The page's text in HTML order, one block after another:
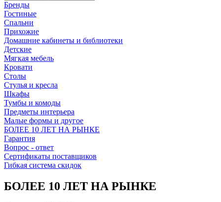
Бренды
Гостиные
Спальни
Прихожие
Домашние кабинеты и библиотеки
Детские
Мягкая мебель
Кровати
Столы
Стулья и кресла
Шкафы
Тумбы и комоды
Предметы интерьера
Малые формы и другое
БОЛЕЕ 10 ЛЕТ НА РЫНКЕ
Гарантия
Вопрос - ответ
Сертификаты поставщиков
Гибкая система скидок
БОЛЕЕ 10 ЛЕТ НА РЫНКЕ